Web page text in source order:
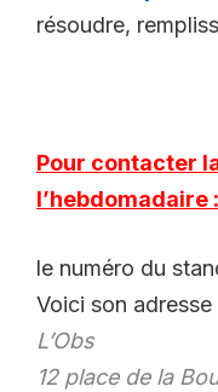
résoudre,
Pour contacter
l’hebdomadaire :
le numéro du
Voici son adresse
L’Obs
12 place de la